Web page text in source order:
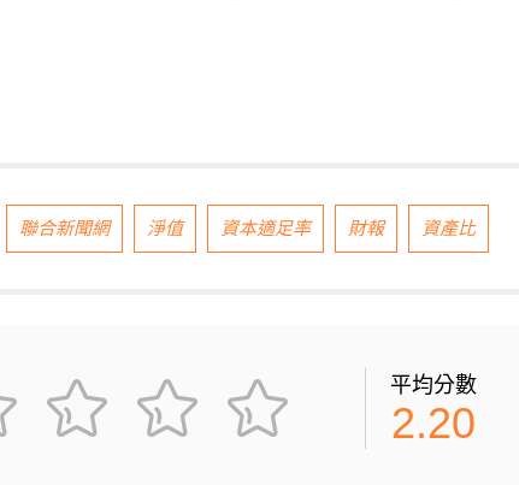
聯合新聞網 淨值 資本適足率 財報 資產比
平均分數
2.20